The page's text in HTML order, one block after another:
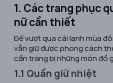
1. Các trang phục
nữ cần thiết
Để vượt qua cái lạnh mùa
vẫn giữ được phong cách
cần trang bị những món đồ
1.1 Quần giữ nhiệt